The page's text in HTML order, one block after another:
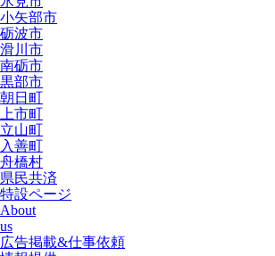
小矢部市
砺波市
滑川市
南砺市
黒部市
朝日町
上市町
立山町
入善町
舟橋村
県民共済
特設ページ
About
us
広告掲載&仕事依頼